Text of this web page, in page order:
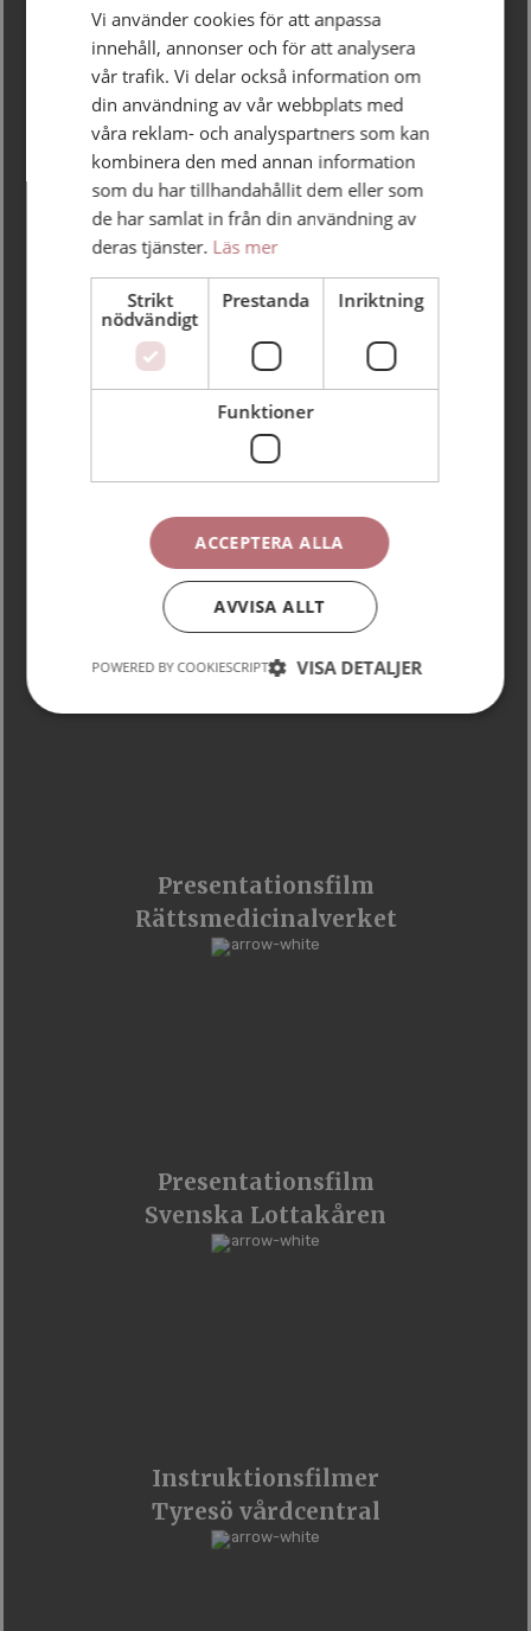
Söderögon
Presentationsfilm
ALMA-pristagaren
2025
Reklamfilm ASSA
ABLOY
Presentationsfilm
Rättsmedicinalverket
Presentationsfilm
Svenska Lottakåren
Instruktionsfilmer
Tyresö vårdcentral
Vi använder cookies för att anpassa
innehåll, annonser och för att analysera
vår trafik. Vi delar också information om
din användning av vår webbplats med
våra reklam- och analyspartners som kan
kombinera den med annan information
som du har tillhandahållit dem eller som
de har samlat in från din användning av
deras tjänster. Läs mer
Strikt
nödvändigt
Prestanda Inriktning
Funktioner
ACCEPTERA ALLA
AVVISA ALLT
VISA DETALJER
POWERED BY COOKIESCRIPT